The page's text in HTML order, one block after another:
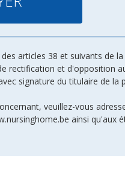
articles 38 et suivants de
rectification et d'opposition
signature du titulaire de la
veuillez-vous
ainsi qu'aux